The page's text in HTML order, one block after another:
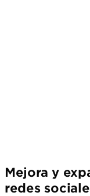
Mejora y
redes